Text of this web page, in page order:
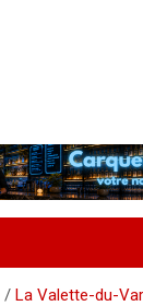
La Valette-du-Var